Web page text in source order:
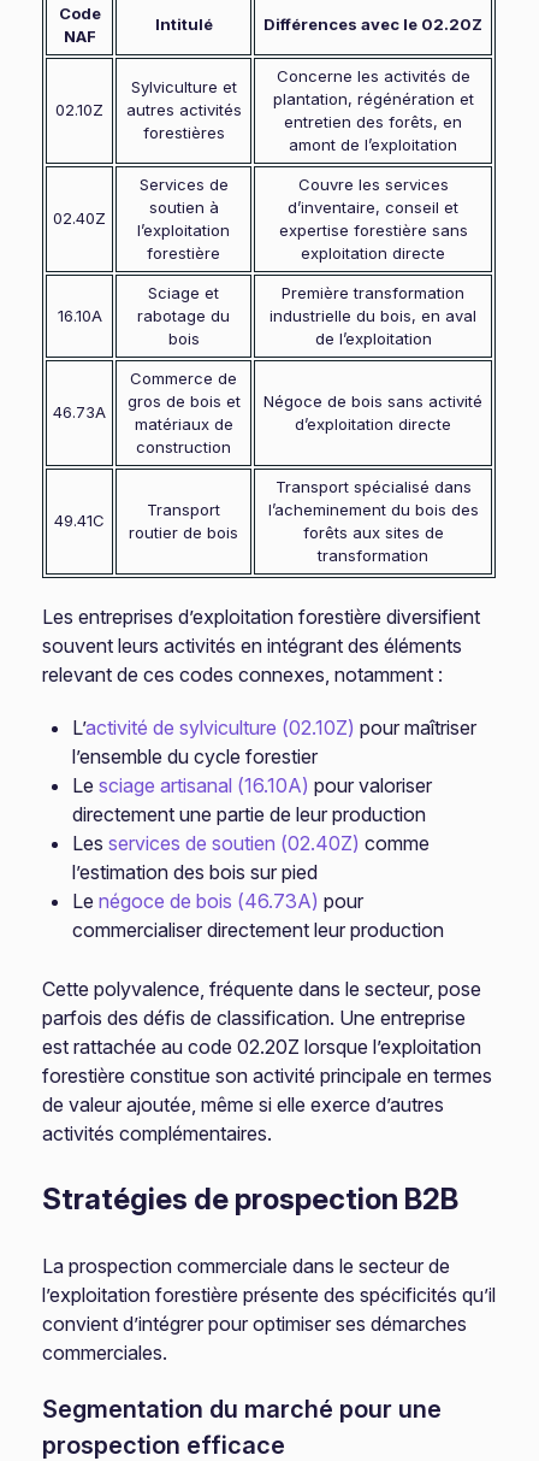
Code
NAF
Intitulé Différences avec le 02.20Z
02.10Z
Sylviculture et
autres activités
forestières
Concerne les activités de
plantation, régénération et
entretien des forêts, en
amont de l’exploitation
02.40Z
Services de
soutien à
l’exploitation
forestière
Couvre les services
d’inventaire, conseil et
expertise forestière sans
exploitation directe
16.10A
Sciage et
rabotage du
bois
Première transformation
industrielle du bois, en aval
de l’exploitation
46.73A
Commerce de
gros de bois et
matériaux de
construction
Négoce de bois sans activité
d’exploitation directe
49.41C
Transport
routier de bois
Transport spécialisé dans
l’acheminement du bois des
forêts aux sites de
transformation
Les entreprises d’exploitation forestière diversifient
souvent leurs activités en intégrant des éléments
relevant de ces codes connexes, notamment :
L’activité de sylviculture (02.10Z) pour maîtriser
l’ensemble du cycle forestier
Lesciage artisanal (16.10A) pour valoriser
directement une partie de leur production
Lesservices de soutien (02.40Z) comme
l’estimation des bois sur pied
Lenégoce de bois (46.73A) pour
commercialiser directement leur production
Cette polyvalence, fréquente dans le secteur, pose
parfois des défis de classification. Une entreprise
est rattachée au code 02.20Z lorsque l’exploitation
forestière constitue son activité principale en termes
de valeur ajoutée, même si elle exerce d’autres
activités complémentaires.
Stratégies de prospection B2B
La prospection commerciale dans le secteur de
l’exploitation forestière présente des spécificités qu’il
convient d’intégrer pour optimiser ses démarches
commerciales.
Segmentation du marché pour une
prospection efficace